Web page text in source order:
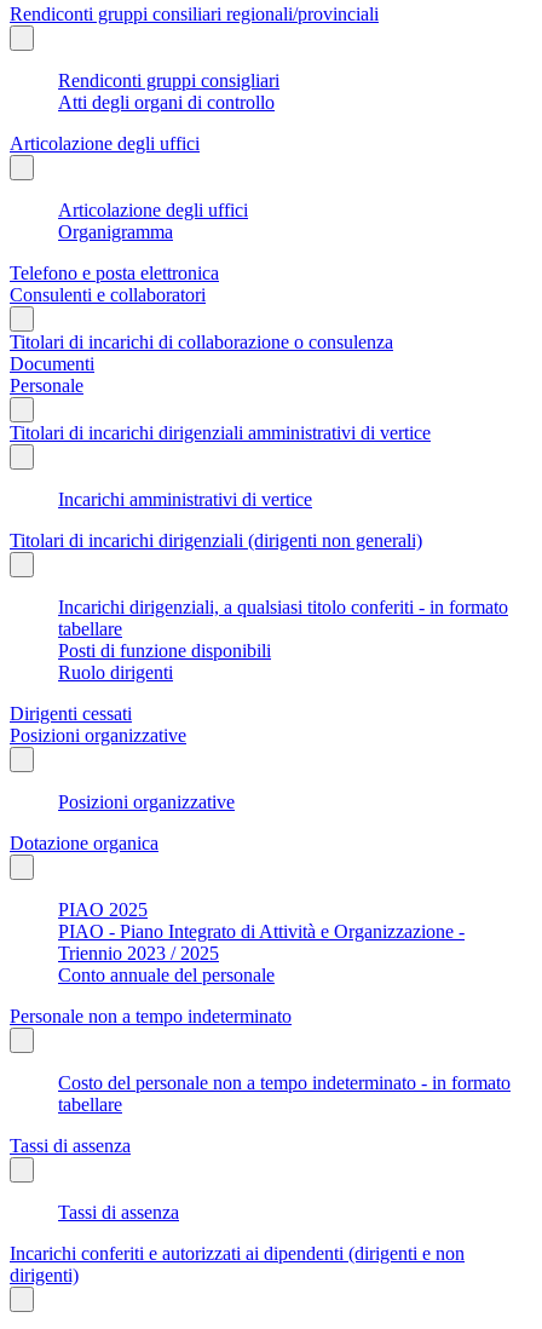
Rendiconti gruppi consiliari regionali/provinciali
Rendiconti gruppi consigliari
Atti degli organi di controllo
Articolazione degli uffici
Articolazione degli uffici
Organigramma
Telefono e posta elettronica
Consulenti e collaboratori
Titolari di incarichi di collaborazione o consulenza
Documenti
Personale
Titolari di incarichi dirigenziali amministrativi di vertice
Incarichi amministrativi di vertice
Titolari di incarichi dirigenziali (dirigenti non generali)
Incarichi dirigenziali, a qualsiasi titolo conferiti - in formato
tabellare
Posti di funzione disponibili
Ruolo dirigenti
Dirigenti cessati
Posizioni organizzative
Posizioni organizzative
Dotazione organica
PIAO 2025
PIAO - Piano Integrato di Attività e Organizzazione -
Triennio 2023 / 2025
Conto annuale del personale
Personale non a tempo indeterminato
Costo del personale non a tempo indeterminato - in formato
tabellare
Tassi di assenza
Tassi di assenza
Incarichi conferiti e autorizzati ai dipendenti (dirigenti e non
dirigenti)